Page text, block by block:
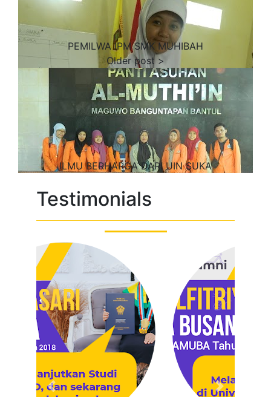
PEMILWA IPM SMK MUHIBAH
ILMU BERHARGA DARI UIN SUKA
Testimonials
Previous Next